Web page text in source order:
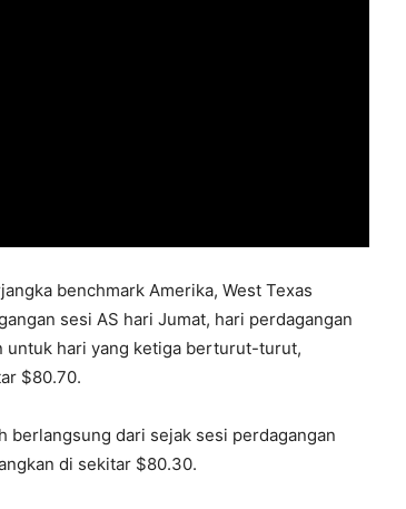
benchmark Amerika, West Texas
sesi AS hari Jumat, hari perdagangan
untuk hari yang ketiga berturut-turut,
$80.70.
berlangsung dari sejak sesi perdagangan
di sekitar $80.30.